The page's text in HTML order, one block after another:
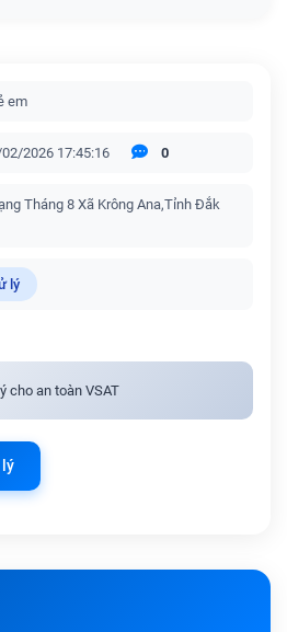
em
2026 17:45:16 0
Tháng 8 Xã Krông Ana,Tỉnh Đắk
lý
cho an toàn VSAT
lý